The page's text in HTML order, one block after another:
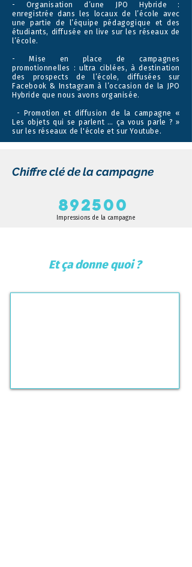
- Organisation d’une JPO Hybride :
enregistrée dans les locaux de l’école avec
une partie de l’équipe pédagogique et des
étudiants, diffusée en live sur les réseaux de
l’école.
- Mise en place de campagnes
promotionnelles : ultra ciblées, à destination
des prospects de l’école, diffusées sur
Facebook & Instagram à l’occasion de la JPO
Hybride que nous avons organisée.
- Promotion et diffusion de la campagne «
Les objets qui se parlent … ça vous parle ? »
sur les réseaux de l'école et sur Youtube.
Chiffre clé de la campagne
892500
Impressions de la campagne
Et ça donne quoi ?